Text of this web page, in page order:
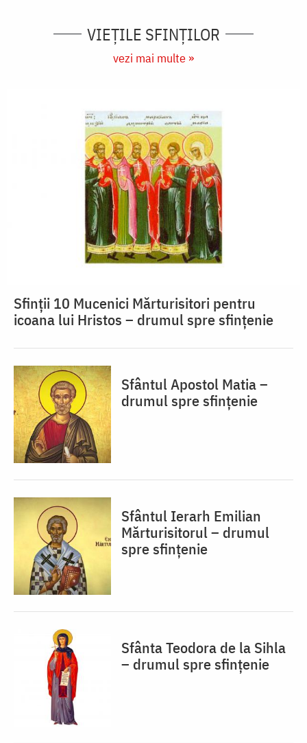
VIEŢILE SFINŢILOR
vezi mai multe »
Sfinții 10 Mucenici Mărturisitori pentru
icoana lui Hristos – drumul spre sfințenie
Sfântul Apostol Matia –
drumul spre sfințenie
Sfântul Ierarh Emilian
Mărturisitorul – drumul
spre sfințenie
Sfânta Teodora de la Sihla
– drumul spre sfințenie